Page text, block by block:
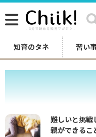
知育のタネ 習い
難しいと挑戦
親ができるこ